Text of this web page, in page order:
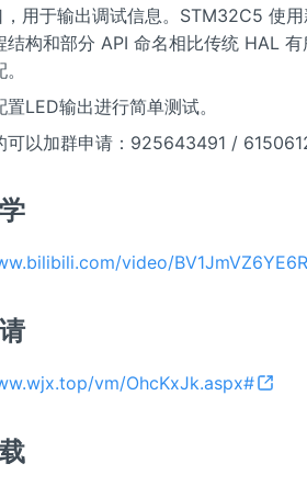
用于输出调试信息。STM32C5 使
结构和部分 API 命名相比传统 HAL
LED输出进行简单测试。
可以加群申请：925643491 /
video/
vm/OhcKxJk.aspx#